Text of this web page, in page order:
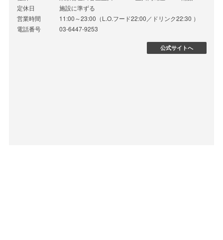
定休日
施設に準ずる
営業時間
11:00～23:00（L.O.フード22:00／ドリンク22:30 ）
電話番号
03-6447-9253
公式サイトへ